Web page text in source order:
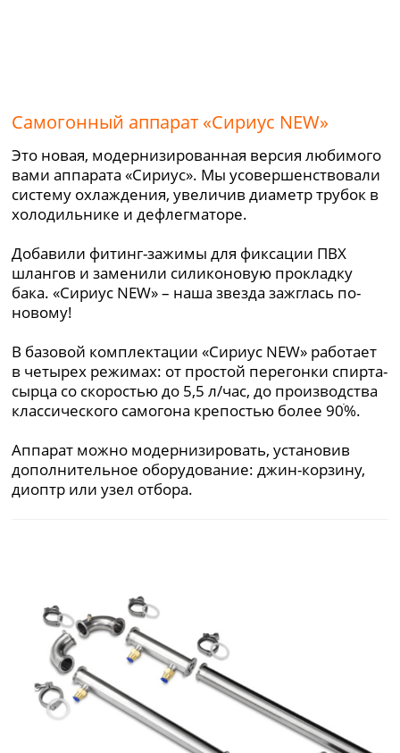
Самогонный аппарат «Сириус NEW»
Это новая, модернизированная версия любимого
вами аппарата «Сириус». Мы усовершенствовали
систему охлаждения, увеличив диаметр трубок в
холодильнике и дефлегматоре.
Добавили фитинг-зажимы для фиксации ПВХ
шлангов и заменили силиконовую прокладку
бака. «Сириус NEW» – наша звезда зажглась по-
новому!
В базовой комплектации «Сириус NEW» работает
в четырех режимах: от простой перегонки спирта-
сырца со скоростью до 5,5 л/час, до производства
классического самогона крепостью более 90ׄ%.
Аппарат можно модернизировать, установив
дополнительное оборудование: джин-корзину,
диоптр или узел отбора.